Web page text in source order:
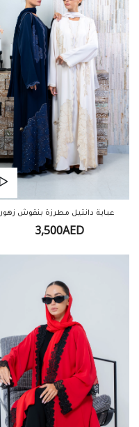
عباية دانتيل مطرزة بنقوش زهور
3,500AED